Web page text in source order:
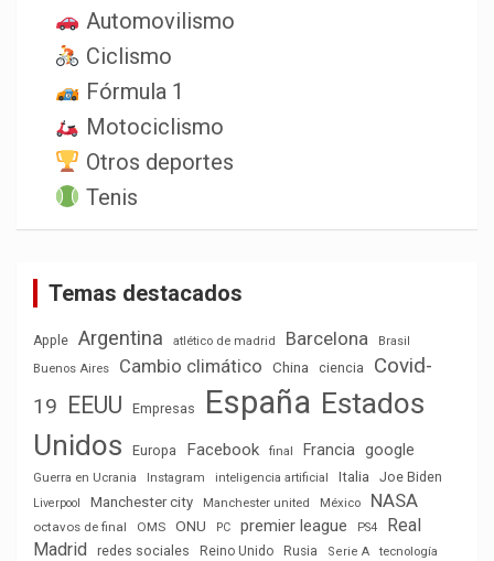
Automovilismo
Ciclismo
Fórmula 1
Motociclismo
Otros deportes
Tenis
Temas destacados
Apple Argentina atlético de madrid Barcelona
Brasil
Buenos Aires
Cambio climático China ciencia
Covid-
19 EEUU Empresas España Estados
Unidos
Europa Facebook final Francia google
Guerra en Ucrania Instagram inteligencia artificial Italia Joe Biden
Liverpool Manchester city Manchester united México NASA
octavos de final OMS ONU PC premier league PS4
Real
Madrid
redes sociales Reino Unido Rusia Serie A
tecnología